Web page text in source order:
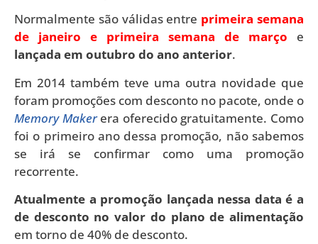
Normalmente são válidas entre primeira semana
de janeiro e primeira semana de março e
lançada em outubro do ano anterior.
Em 2014 também teve uma outra novidade que
foram promoções com desconto no pacote, onde o
Memory Makerera oferecido gratuitamente. Como
foi o primeiro ano dessa promoção, não sabemos
se irá se confirmar como uma promoção
recorrente.
Atualmente a promoção lançada nessa data é a
de desconto no valor do plano de alimentação
em torno de 40% de desconto.